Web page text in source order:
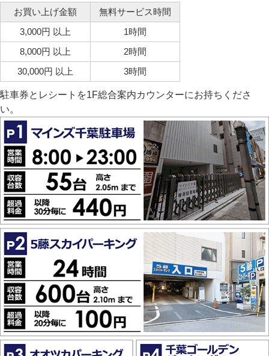
お買い上げ金額
無料サービス時間
3,000円 以上
1時間
8,000円 以上
2時間
30,000円 以上
3時間
駐車券とレシートを1F総合案内カウンターにお持ちくださ
い。